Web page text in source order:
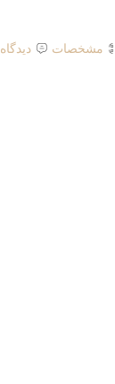
مشخصات دیدگاه